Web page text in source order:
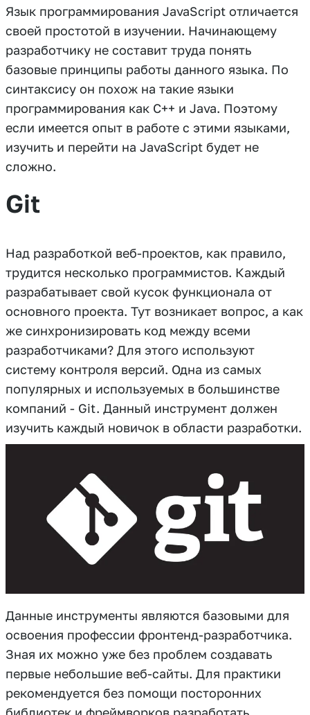
Язык программирования JavaScript отличается
своей простотой в изучении. Начинающему
разработчику не составит труда понять
базовые принципы работы данного языка. По
синтаксису он похож на такие языки
программирования как C++ и Java. Поэтому
если имеется опыт в работе с этими языками,
изучить и перейти на JavaScript будет не
сложно.
Git
Над разработкой веб-проектов, как правило,
трудится несколько программистов. Каждый
разрабатывает свой кусок функционала от
основного проекта. Тут возникает вопрос, а как
же синхронизировать код между всеми
разработчиками? Для этого используют
систему контроля версий. Одна из самых
популярных и используемых в большинстве
компаний - Git. Данный инструмент должен
изучить каждый новичок в области разработки.
Данные инструменты являются базовыми для
освоения профессии фронтенд-разработчика.
Зная их можно уже без проблем создавать
первые небольшие веб-сайты. Для практики
рекомендуется без помощи посторонних
библиотек и фреймворков разработать